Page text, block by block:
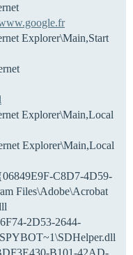
Explorer\Main,Start
Explorer\Main,Local
Explorer\Main,Local
C8D7-4D59-
Files\Adobe\Acrobat
2D53-2644-
B101-42AD-